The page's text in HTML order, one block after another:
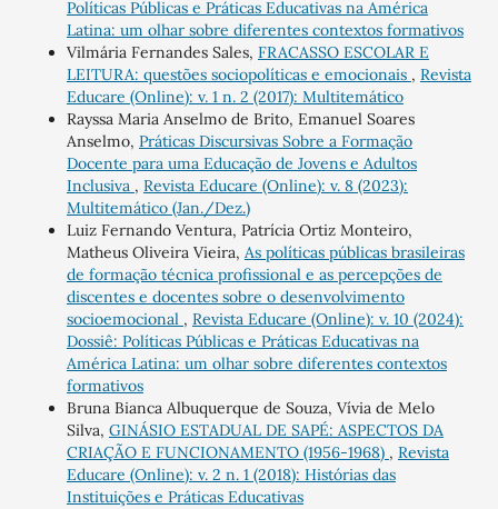
Políticas Públicas e Práticas Educativas na América
Latina: um olhar sobre diferentes contextos formativos
Vilmária Fernandes Sales, FRACASSO ESCOLAR E
LEITURA: questões sociopolíticas e emocionais , Revista
Educare (Online): v. 1 n. 2 (2017): Multitemático
Rayssa Maria Anselmo de Brito, Emanuel Soares
Anselmo, Práticas Discursivas Sobre a Formação
Docente para uma Educação de Jovens e Adultos
Inclusiva , Revista Educare (Online): v. 8 (2023):
Multitemático (Jan./Dez.)
Luiz Fernando Ventura, Patrícia Ortiz Monteiro,
Matheus Oliveira Vieira, As políticas públicas brasileiras
de formação técnica profissional e as percepções de
discentes e docentes sobre o desenvolvimento
socioemocional , Revista Educare (Online): v. 10 (2024):
Dossiê: Políticas Públicas e Práticas Educativas na
América Latina: um olhar sobre diferentes contextos
formativos
Bruna Bianca Albuquerque de Souza, Vívia de Melo
Silva, GINÁSIO ESTADUAL DE SAPÉ: ASPECTOS DA
CRIAÇÃO E FUNCIONAMENTO (1956-1968) , Revista
Educare (Online): v. 2 n. 1 (2018): Histórias das
Instituições e Práticas Educativas